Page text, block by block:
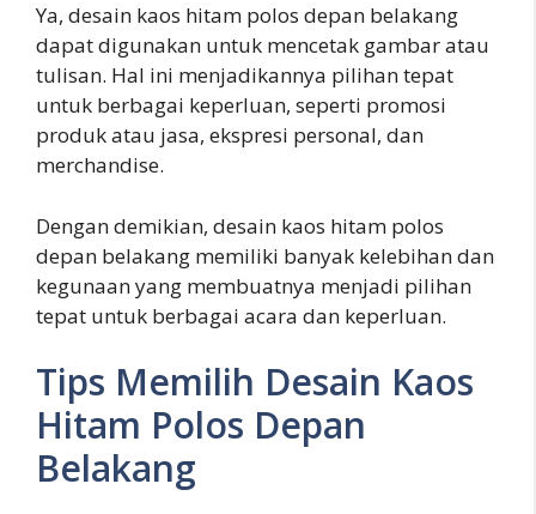
Ya, desain kaos hitam polos depan belakang
dapat digunakan untuk mencetak gambar atau
tulisan. Hal ini menjadikannya pilihan tepat
untuk berbagai keperluan, seperti promosi
produk atau jasa, ekspresi personal, dan
merchandise.
Dengan demikian, desain kaos hitam polos
depan belakang memiliki banyak kelebihan dan
kegunaan yang membuatnya menjadi pilihan
tepat untuk berbagai acara dan keperluan.
Tips Memilih Desain Kaos
Hitam Polos Depan
Belakang